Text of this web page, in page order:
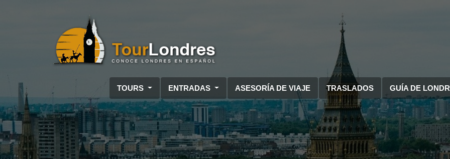
TOURS ENTRADAS ASESORÍA DE VIAJE TRASLADOS GUÍA DE